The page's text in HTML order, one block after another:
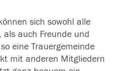
sich sowohl alle
als auch Freunde und
eine Trauergemeinde
mit anderen Mitgliedern